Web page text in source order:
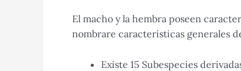
El macho y la hembra poseen
nombrare características generales
Existe 15 Subespecies